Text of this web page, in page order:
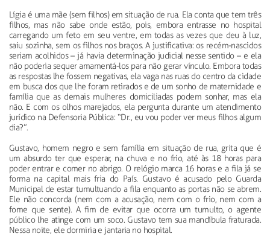
Lígia é uma mãe (sem filhos) em situação de rua. Ela conta que tem três
filhos, mas não sabe onde estão, pois, embora entrasse no hospital
carregando um feto em seu ventre, em todas as vezes que deu à luz,
saiu sozinha, sem os filhos nos braços. A justificativa: os recém-nascidos
seriam acolhidos – já havia determinação judicial nesse sentido – e ela
não poderia sequer amamentá-los para não gerar vínculo. Embora todas
as respostas lhe fossem negativas, ela vaga nas ruas do centro da cidade
em busca dos que lhe foram retirados e de um sonho de maternidade e
família que as demais mulheres domiciliadas podem sonhar, mas ela
não. E com os olhos marejados, ela pergunta durante um atendimento
jurídico na Defensoria Pública: “Dr., eu vou poder ver meus filhos algum
dia?”.
Gustavo, homem negro e sem família em situação de rua, grita que é
um absurdo ter que esperar, na chuva e no frio, até às 18 horas para
poder entrar e comer no abrigo. O relógio marca 16 horas e a fila já se
forma na capital mais fria do País. Gustavo é acusado pelo Guarda
Municipal de estar tumultuando a fila enquanto as portas não se abrem.
Ele não concorda (nem com a acusação, nem com o frio, nem com a
fome que sente). A fim de evitar que ocorra um tumulto, o agente
público lhe atinge com um soco. Gustavo tem sua mandíbula fraturada.
Nessa noite, ele dormiria e jantaria no hospital.